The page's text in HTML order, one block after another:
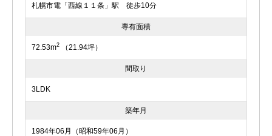
札幌市電「西線１１条」駅 徒歩10分
専有面積
72.53m2 （21.94坪）
間取り
3LDK
築年月
1984年06月（昭和59年06月）